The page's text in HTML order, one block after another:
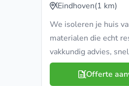
Eindhoven(1 km)
We isoleren je huis
materialen die echt
vakkundig advies,
Offerte